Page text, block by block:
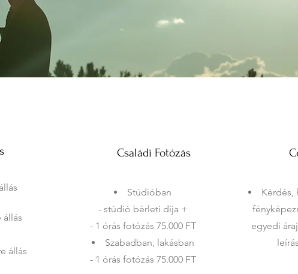
állás
állás
Családi Fotózás
Stúdióban
- stúdió bérleti díja +
- 1 órás fotózás 75.000 FT
Szabadban, lakásban
- 1 órás fotózás 75.000 FT
Kérdés,
egyedi